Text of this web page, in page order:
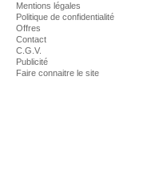
Mentions légales
Politique de confidentialité
Offres
Contact
C.G.V.
Publicité
Faire connaitre le site